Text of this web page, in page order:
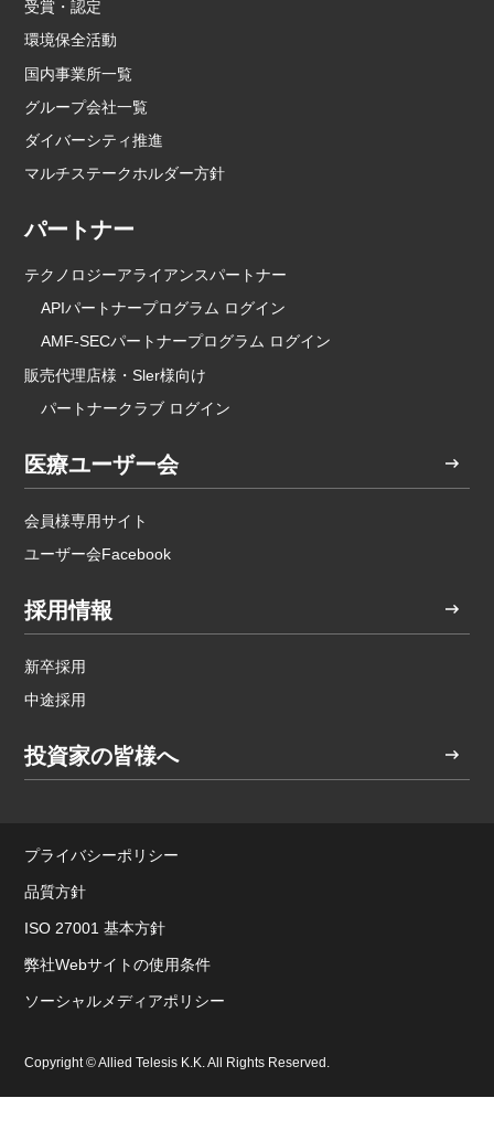
受賞・認定
環境保全活動
国内事業所一覧
グループ会社一覧
ダイバーシティ推進
マルチステークホルダー方針
パートナー
テクノロジーアライアンスパートナー
APIパートナープログラム ログイン
AMF-SECパートナープログラム ログイン
販売代理店様・Sler様向け
パートナークラブ ログイン
医療ユーザー会
会員様専用サイト
ユーザー会Facebook
採用情報
新卒採用
中途採用
投資家の皆様へ
プライバシーポリシー
品質方針
ISO 27001 基本方針
弊社Webサイトの使用条件
ソーシャルメディアポリシー
Copyright © Allied Telesis K.K. All Rights Reserved.